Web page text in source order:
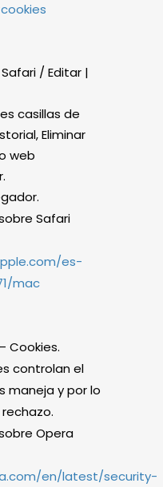
/ Editar |
casillas de
Eliminar
web
Safari
es-
mac
Cookies.
controlan el
maneja y por lo
Opera
en/latest/security-